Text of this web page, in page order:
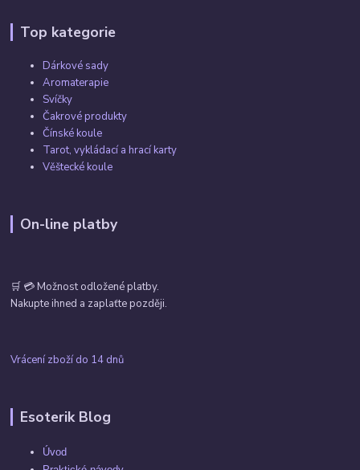
Top kategorie
Dárkové sady
Aromaterapie
Svíčky
Čakrové produkty
Čínské koule
Tarot, vykládací a hrací karty
Věštecké koule
On-line platby
🛒 💳 Možnost odložené platby.
Nakupte ihned a zaplaťte později.
Vrácení zboží do 14 dnů
Esoterik Blog
Úvod